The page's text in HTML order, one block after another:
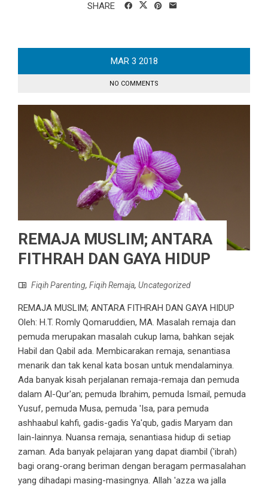
SHARE
MAR 3 2018
NO COMMENTS
REMAJA MUSLIM; ANTARA
FITHRAH DAN GAYA HIDUP
Fiqih Parenting, Fiqih Remaja, Uncategorized
REMAJA MUSLIM; ANTARA FITHRAH DAN GAYA HIDUP
Oleh: H.T. Romly Qomaruddien, MA. Masalah remaja dan
pemuda merupakan masalah cukup lama, bahkan sejak
Habil dan Qabil ada. Membicarakan remaja, senantiasa
menarik dan tak kenal kata bosan untuk mendalaminya.
Ada banyak kisah perjalanan remaja-remaja dan pemuda
dalam Al-Qur'an; pemuda Ibrahim, pemuda Ismail, pemuda
Yusuf, pemuda Musa, pemuda 'Isa, para pemuda
ashhaabul kahfi, gadis-gadis Ya'qub, gadis Maryam dan
lain-lainnya. Nuansa remaja, senantiasa hidup di setiap
zaman. Ada banyak pelajaran yang dapat diambil ('ibrah)
bagi orang-orang beriman dengan beragam permasalahan
yang dihadapi masing-masingnya. Allah 'azza wa jalla